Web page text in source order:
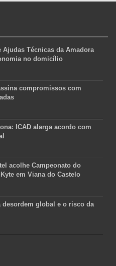
Ajudas Técnicas da Amadora
no domicílio
compromissos com
ICAD alarga acordo com
acolhe Campeonato do
em Viana do Castelo
desordem global e o risco da